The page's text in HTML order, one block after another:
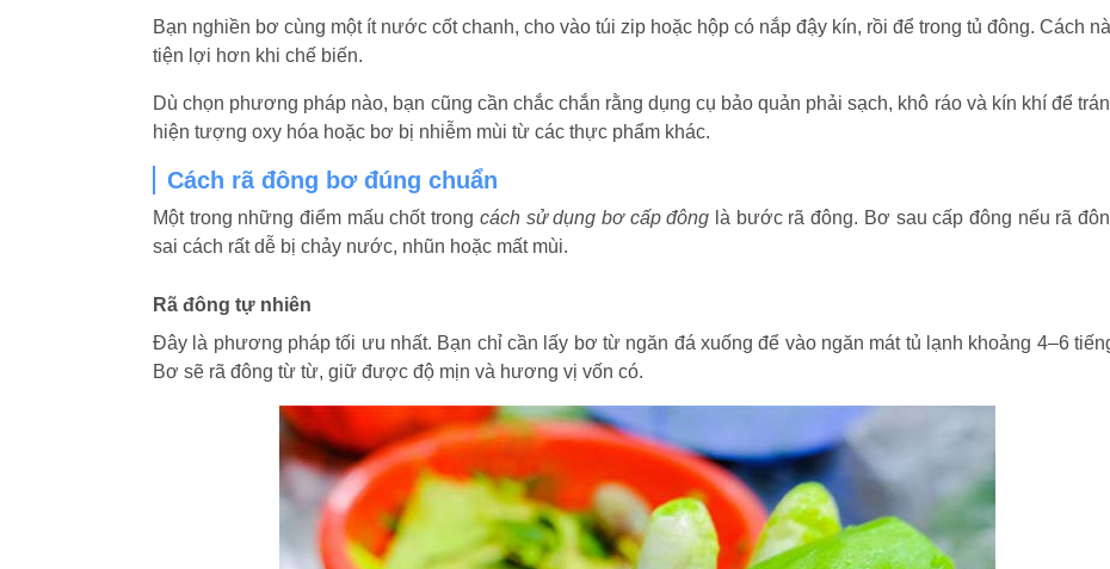
Bạn nghiền bơ cùng một ít nước cốt chanh, cho vào túi zip hoặc hộp có nắp đậy kín, rồi để trong tủ đông. Cách
tiện lợi hơn khi chế biến.
Dù chọn phương pháp nào, bạn cũng cần chắc chắn rằng dụng cụ bảo quản phải sạch, khô ráo và kín khí để
hiện tượng oxy hóa hoặc bơ bị nhiễm mùi từ các thực phẩm khác.
Cách rã đông bơ đúng chuẩn
Một trong những điểm mấu chốt trong cách sử dụng bơ cấp đông là bước rã đông. Bơ sau cấp đông nếu rã
sai cách rất dễ bị chảy nước, nhũn hoặc mất mùi.
Rã đông tự nhiên
Đây là phương pháp tối ưu nhất. Bạn chỉ cần lấy bơ từ ngăn đá xuống để vào ngăn mát tủ lạnh khoảng 4–6
Bơ sẽ rã đông từ từ, giữ được độ mịn và hương vị vốn có.